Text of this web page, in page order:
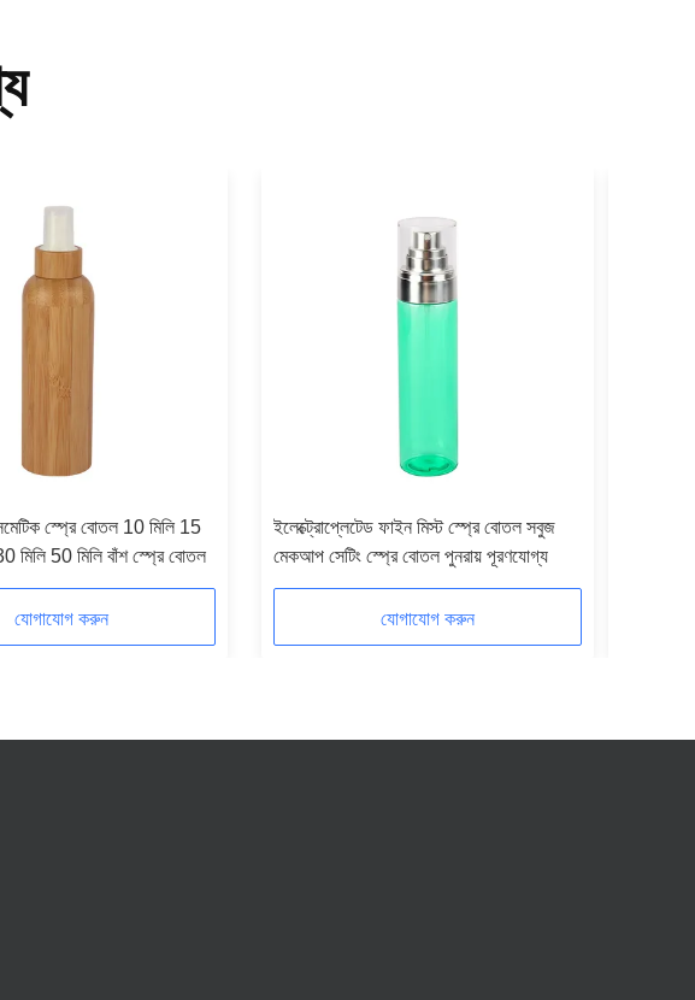
স্প্রে বোতল 10 মিলি 15
মিলি 50 মিলি বাঁশ স্প্রে বোতল
যোগাযোগ করুন
ইলেক্ট্রোপ্লেটেড ফাইন মিস্ট স্প্রে বোতল সবুজ
মেকআপ সেটিং স্প্রে বোতল পুনরায় পূরণযোগ্য
যোগাযোগ করুন